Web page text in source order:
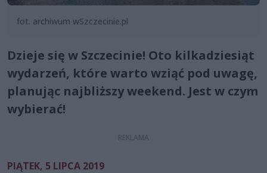
fot. archiwum wSzczecinie.pl
Dzieje się w Szczecinie! Oto kilkadziesiąt
wydarzeń, które warto wziąć pod uwagę,
planując najbliższy weekend. Jest w czym
wybierać!
PIĄTEK, 5 LIPCA 2019